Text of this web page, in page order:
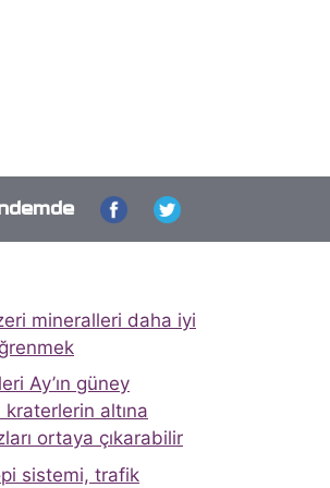
mineralleri daha iyi
Ay’ın güney
altına
ortaya çıkarabilir
sistemi, trafik